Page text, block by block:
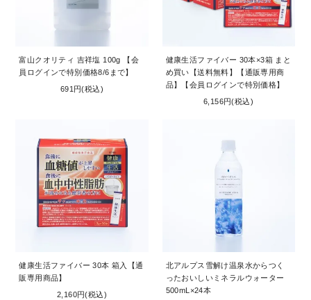
富山クオリティ 吉祥塩 100g 【会
員ログインで特別価格8/6まで】
691円(税込)
健康生活ファイバー 30本×3箱 まと
め買い【送料無料】【通販専用商
品】【会員ログインで特別価格】
6,156円(税込)
健康生活ファイバー 30本 箱入【通
販専用商品】
2,160円(税込)
北アルプス雪解け温泉水からつく
ったおいしいミネラルウォーター
500mL×24本